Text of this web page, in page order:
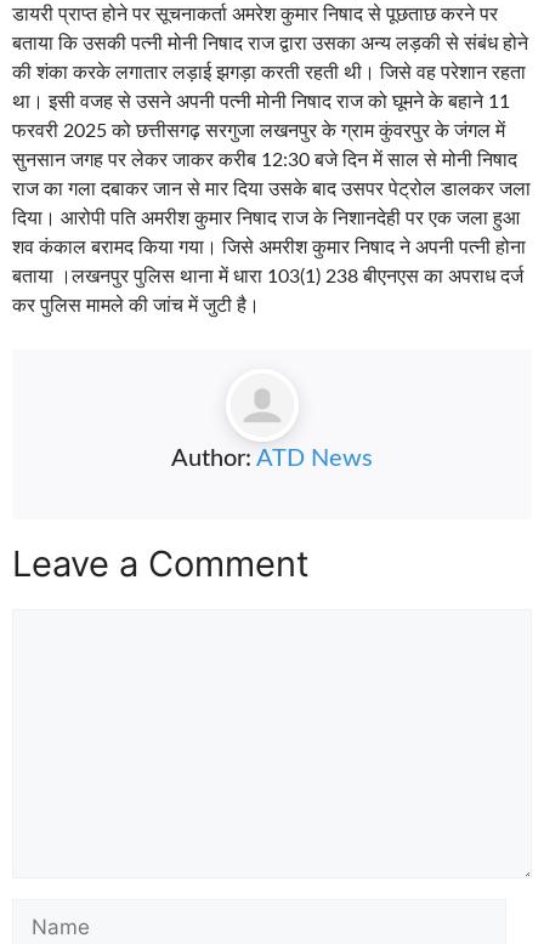
डायरी प्राप्त होने पर सूचनाकर्ता अमरेश कुमार निषाद से पूछताछ करने पर
बताया कि उसकी पत्नी मोनी निषाद राज द्वारा उसका अन्य लड़की से संबंध होने
की शंका करके लगातार लड़ाई झगड़ा करती रहती थी। जिसे वह परेशान रहता
था। इसी वजह से उसने अपनी पत्नी मोनी निषाद राज को घूमने के बहाने 11
फरवरी 2025 को छत्तीसगढ़ सरगुजा लखनपुर के ग्राम कुंवरपुर के जंगल में
सुनसान जगह पर लेकर जाकर करीब 12:30 बजे दिन में साल से मोनी निषाद
राज का गला दबाकर जान से मार दिया उसके बाद उसपर पेट्रोल डालकर जला
दिया। आरोपी पति अमरीश कुमार निषाद राज के निशानदेही पर एक जला हुआ
शव कंकाल बरामद किया गया। जिसे अमरीश कुमार निषाद ने अपनी पत्नी होना
बताया ।लखनपुर पुलिस थाना में धारा 103(1) 238 बीएनएस का अपराध दर्ज
कर पुलिस मामले की जांच में जुटी है।
Author: ATD News
Leave a Comment